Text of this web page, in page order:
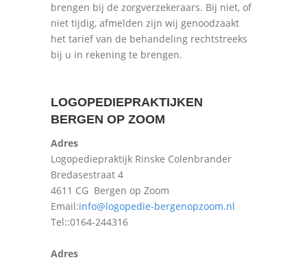
brengen bij de zorgverzekeraars. Bij niet, of
niet tijdig, afmelden zijn wij genoodzaakt
het tarief van de behandeling rechtstreeks
bij u in rekening te brengen.
LOGOPEDIEPRAKTIJKEN
BERGEN OP ZOOM
Adres
Logopediepraktijk Rinske Colenbrander
Bredasestraat 4
4611 CG Bergen op Zoom
Email:info@logopedie-bergenopzoom.nl
Tel::0164-244316
Adres